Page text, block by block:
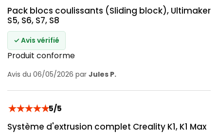
Pack blocs coulissants (Sliding block), Ultimaker
S5, S6, S7, S8
✓ Avis vérifié
Produit conforme
Avis du 06/05/2026 par Jules P.
★★★★★5/5
Système d'extrusion complet Creality K1, K1 Max